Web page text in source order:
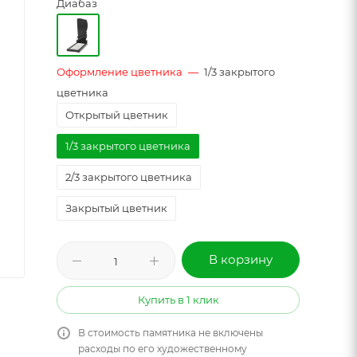
Диабаз
Оформление цветника — 1/3 закрытого
цветника
Открытый цветник
1/3 закрытого цветника
2/3 закрытого цветника
Закрытый цветник
В корзину
Купить в 1 клик
В стоимость памятника не включены
расходы по его художественному